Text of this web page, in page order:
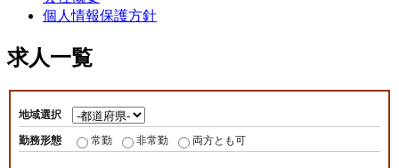
個人情報保護方針
求人一覧
地域選択
勤務形態 常勤 非常勤 両方とも可